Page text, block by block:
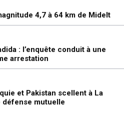
4,7 à 64 km de Midelt
: l’enquête conduit à une
arrestation
et Pakistan scellent à La
défense mutuelle